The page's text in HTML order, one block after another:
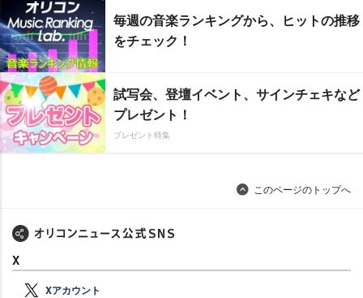
毎週の音楽ランキングから、ヒットの推移
をチェック！
試写会、登壇イベント、サインチェキなど
プレゼント！
プレゼント特集
このページのトップへ
X
Xアカウント